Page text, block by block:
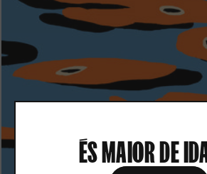
ÉS MAIOR DE